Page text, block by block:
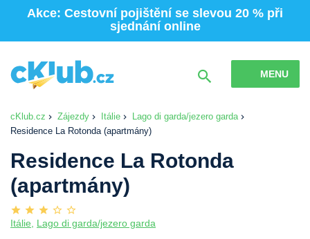
Akce: Cestovní pojištění se slevou 20 % při
sjednání online
MENU
cKlub.cz Zájezdy Itálie
Lago di garda/jezero garda
Residence La Rotonda (apartmány)
Residence La Rotonda
(apartmány)
Itálie, Lago di garda/jezero garda